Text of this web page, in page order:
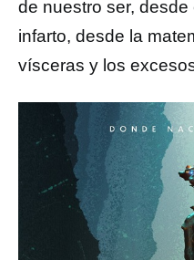
de nuestro ser, desde
infarto, desde la
vísceras y los